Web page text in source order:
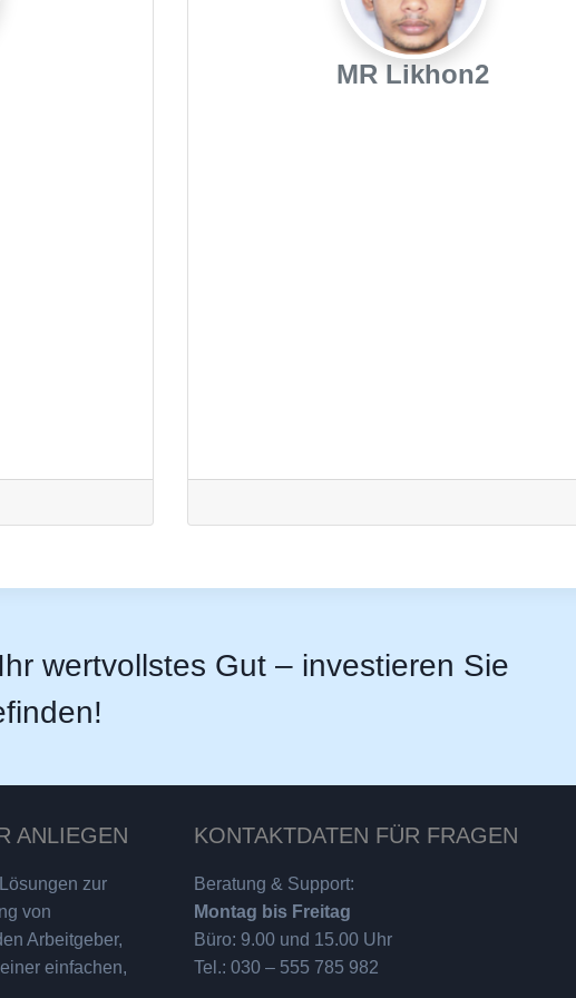
MR Likhon2
wertvollstes Gut – investieren Sie
ANLIEGEN
zur
von
Arbeitgeber,
einfachen,
KONTAKTDATEN FÜR FRAGEN
Beratung & Support:
Montag bis Freitag
Büro: 9.00 und 15.00 Uhr
Tel.: 030 – 555 785 982